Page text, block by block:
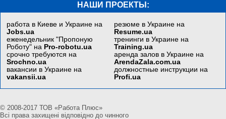
НАШИ ПРОЕКТЫ:
работа в Киеве и Украине на
Jobs.ua
еженедельник "Пропоную
Роботу" на Pro-robotu.ua
срочно требуются на
Srochno.ua
вакансии в Украине на
vakansii.ua
резюме в Украине на
Resume.ua
тренинги в Украине на
Training.ua
аренда залов в Украине на
ArendaZala.com.ua
должностные инструкции на
Profi.ua
© 2008-2017 ТОВ «Работа Плюс»
Всі права захищені відповідно до чинного